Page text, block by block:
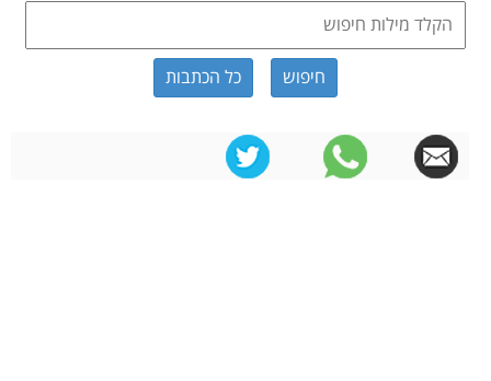
כל הכתבות